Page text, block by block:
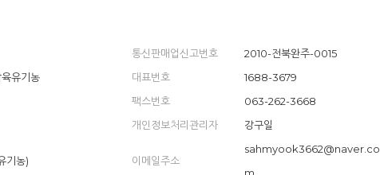
통신판매업신고번호
2010-전북완주-0015
유기농 대표번호
1688-3679
팩스번호
063-262-3668
개인정보처리관리자 강구일
기농) 이메일주소
sahmyook3662@naver.co